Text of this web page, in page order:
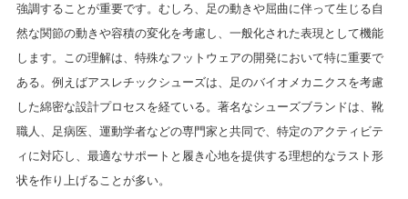
強調することが重要です。むしろ、足の動きや屈曲に伴って生じる自
然な関節の動きや容積の変化を考慮し、一般化された表現として機能
します。この理解は、特殊なフットウェアの開発において特に重要で
ある。例えばアスレチックシューズは、足のバイオメカニクスを考慮
した綿密な設計プロセスを経ている。著名なシューズブランドは、靴
職人、足病医、運動学者などの専門家と共同で、特定のアクティビテ
ィに対応し、最適なサポートと履き心地を提供する理想的なラスト形
状を作り上げることが多い。